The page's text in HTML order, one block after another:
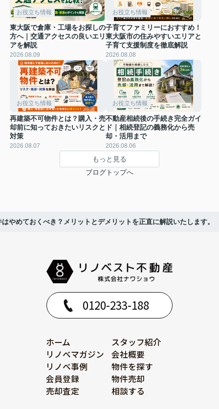
お役立ち情報
東大阪で倉庫・工場をお探しの
方へ｜交通アクセスの良いエリ
アを解説
2026.08.09
お役立ち情報
子育てファミリーにおすすめ！
東大阪市の住みやすいエリアと
子育て支援制度を徹底解説
2026.08.08
お役立ち情報
再建築不可物件とは？購入・売
却前に知っておきたいリスクと
対策
2026.08.07
お役立ち情報
不動産相続後の手続き完全ガイ
ド｜相続登記の義務化から売
却・活用まで
2026.08.06
もっと見る
ブログトップへ
やめておくべき？メリットとデメリットを正直に解説いたします。
0120-233-188
ホーム
スタッフ紹介
リノベマガジン
会社概要
リノベ事例
物件を探す
会員登録
物件売却
売却査定
相談する